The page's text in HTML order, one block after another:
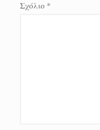
Σχόλιο *